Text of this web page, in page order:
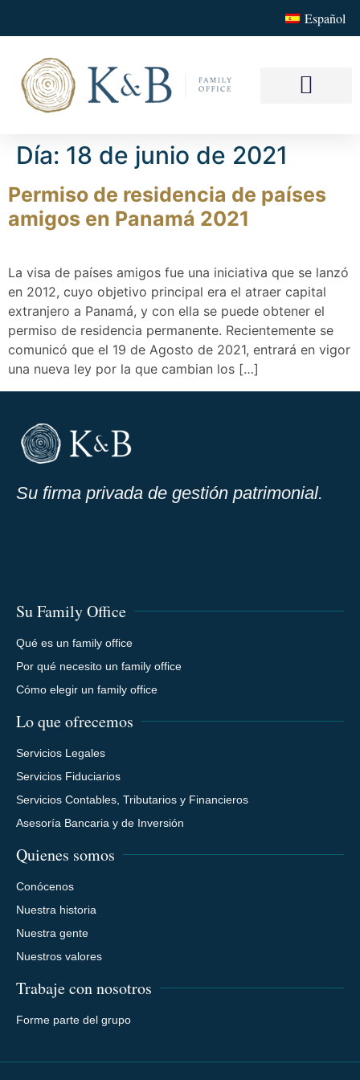
Español
Día: 18 de junio de 2021
Permiso de residencia de países
amigos en Panamá 2021
La visa de países amigos fue una iniciativa que se lanzó
en 2012, cuyo objetivo principal era el atraer capital
extranjero a Panamá, y con ella se puede obtener el
permiso de residencia permanente. Recientemente se
comunicó que el 19 de Agosto de 2021, entrará en vigor
una nueva ley por la que cambian los […]
Su firma privada de gestión patrimonial.
Su Family Office
Qué es un family office
Por qué necesito un family office
Cómo elegir un family office
Lo que ofrecemos
Servicios Legales
Servicios Fiduciarios
Servicios Contables, Tributarios y Financieros
Asesoría Bancaria y de Inversión
Quienes somos
Conócenos
Nuestra historia
Nuestra gente
Nuestros valores
Trabaje con nosotros
Forme parte del grupo